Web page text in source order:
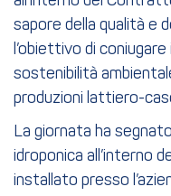
sapore della qualità e
l’obiettivo di
sostenibilità
produzioni lattiero-
La giornata ha
idroponica all’interno
installato presso